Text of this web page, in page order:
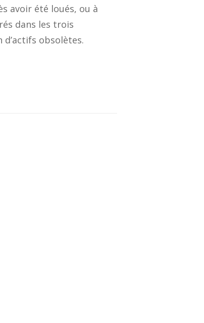
avoir été loués, ou à
dans les trois
obsolètes.